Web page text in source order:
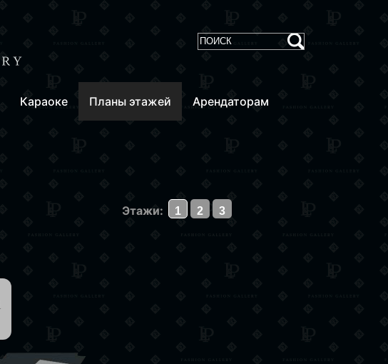
Караоке Планы этажей Арендаторам
Этажи:
1 2 3